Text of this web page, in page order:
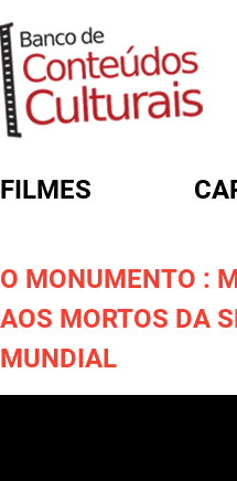
FILMES
O MONUMENTO :
AOS MORTOS DA
MUNDIAL